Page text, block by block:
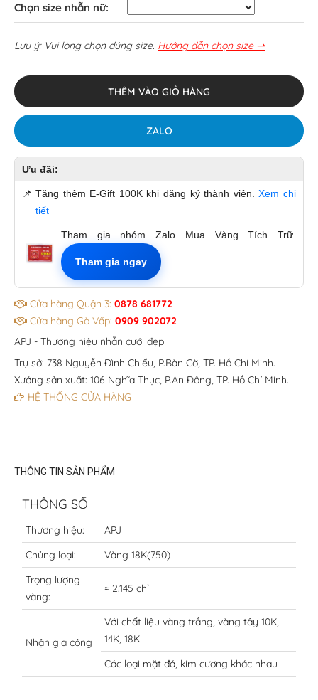
Chọn size nhẫn nữ:
Lưu ý: Vui lòng chọn đúng size. Hướng dẫn chọn size ⇀
THÊM VÀO GIỎ HÀNG
ZALO
Ưu đãi:
📌 Tặng thêm E-Gift 100K khi đăng ký thành viên.Xem chi
tiết
Tham gia nhóm Zalo Mua Vàng Tích Trữ.
Tham gia ngay
Cửa hàng Quận 3: 0878 681772
Cửa hàng Gò Vấp: 0909 902072
APJ - Thương hiệu nhẫn cưới đẹp
Trụ sở: 738 Nguyễn Đình Chiểu, P.Bàn Cờ, TP. Hồ Chí Minh.
Xưởng sản xuất: 106 Nghĩa Thục, P.An Đông, TP. Hồ Chí Minh.
HỆ THỐNG CỬA HÀNG
THÔNG TIN SẢN PHẨM
THÔNG SỐ
Thương hiệu:
APJ
Chủng loại:
Vàng 18K(750)
Trọng lượng
vàng:
≈ 2.145 chỉ
Nhận gia công
Với chất liệu vàng trắng, vàng tây 10K,
14K, 18K
Các loại mặt đá, kim cương khác nhau